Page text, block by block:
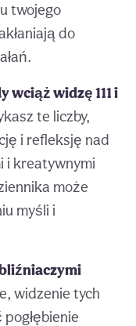
twojego
do
wciąż widzę 111 i
te liczby,
i refleksję nad
i kreatywnymi
może
myśli i
bliźniaczymi
widzenie tych